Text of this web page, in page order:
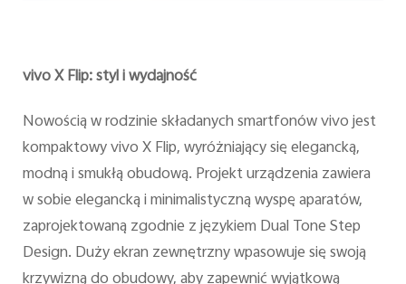
vivo X Flip: styl i wydajność
Nowością w rodzinie składanych smartfonów vivo jest
kompaktowy vivo X Flip, wyróżniający się elegancką,
modną i smukłą obudową. Projekt urządzenia zawiera
w sobie elegancką i minimalistyczną wyspę aparatów,
zaprojektowaną zgodnie z językiem Dual Tone Step
Design. Duży ekran zewnętrzny wpasowuje się swoją